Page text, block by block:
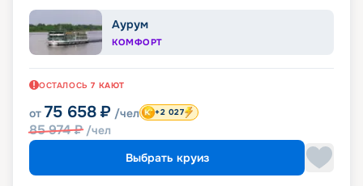
Аурум
КОМФОРТ
ОСТАЛОСЬ 7 КАЮТ
от 75 658 ₽ /чел
85 974₽ /чел
+2 027
Выбрать круиз